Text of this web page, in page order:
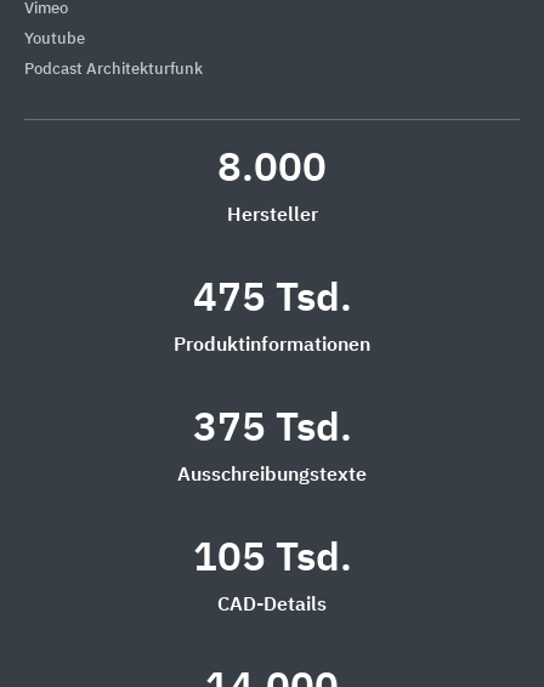
Vimeo
Youtube
Podcast Architekturfunk
8.000
Hersteller
475 Tsd.
Produktinformationen
375 Tsd.
Ausschreibungstexte
105 Tsd.
CAD-Details